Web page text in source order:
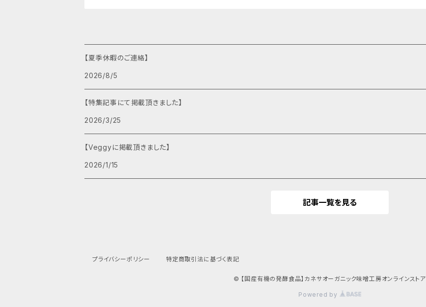
【夏季休暇のご連絡】
2026/8/5
【特集記事にて掲載頂きました】
2026/3/25
【Veggyに掲載頂きました】
2026/1/15
記事一覧を見る
プライバシーポリシー 特定商取引法に基づく表記
© 【国産有機の発酵食品】カネサオーガニック味噌工房オンラインストア
Powered by